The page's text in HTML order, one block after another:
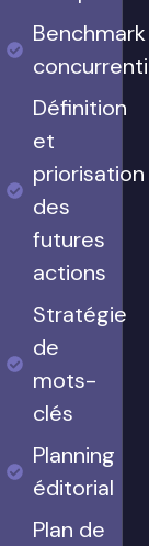
Benchmark
Définition
et
priorisation
des
futures
actions
Stratégie
de
mots-
clés
Planning
éditorial
Plan de